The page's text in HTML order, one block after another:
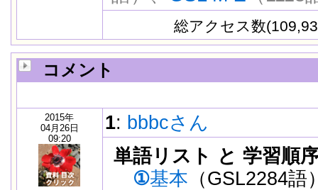
総アクセス数
コメント
2015年
04月26日
09:20
1: bbbcさん
単語リスト と 学習順
①基本 （GSL2284語